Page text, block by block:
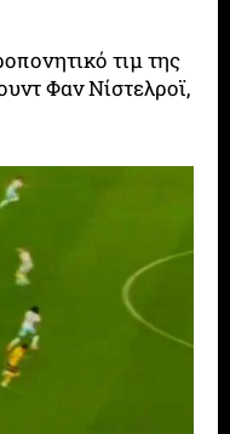
τιμ της
Φαν Νίστελροϊ,